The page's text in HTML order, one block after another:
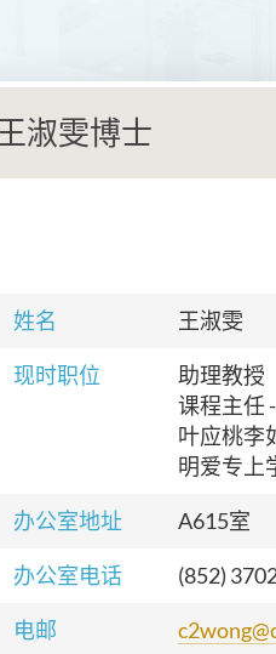
淑雯博士
姓名 王淑雯
现时职位
助理教授
课程主任
叶应桃李
明爱专上
办公室地址 A615室
办公室电话 (852)
电邮